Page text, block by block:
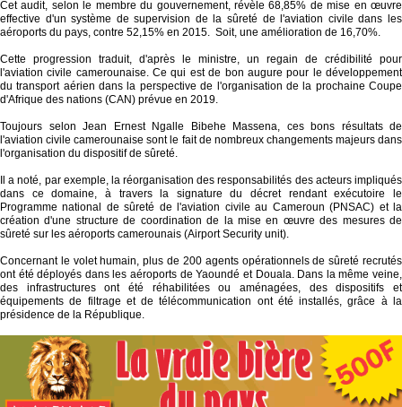
Cet audit, selon le membre du gouvernement, révèle 68,85% de mise en œuvre
effective d'un système de supervision de la sûreté de l'aviation civile dans les
aéroports du pays, contre 52,15% en 2015. Soit, une amélioration de 16,70%.
Cette progression traduit, d'après le ministre, un regain de crédibilité pour
l'aviation civile camerounaise. Ce qui est de bon augure pour le développement
du transport aérien dans la perspective de l'organisation de la prochaine Coupe
d'Afrique des nations (CAN) prévue en 2019.
Toujours selon Jean Ernest Ngalle Bibehe Massena, ces bons résultats de
l'aviation civile camerounaise sont le fait de nombreux changements majeurs dans
l'organisation du dispositif de sûreté.
Il a noté, par exemple, la réorganisation des responsabilités des acteurs impliqués
dans ce domaine, à travers la signature du décret rendant exécutoire le
Programme national de sûreté de l'aviation civile au Cameroun (PNSAC) et la
création d'une structure de coordination de la mise en œuvre des mesures de
sûreté sur les aéroports camerounais (Airport Security unit).
Concernant le volet humain, plus de 200 agents opérationnels de sûreté recrutés
ont été déployés dans les aéroports de Yaoundé et Douala. Dans la même veine,
des infrastructures ont été réhabilitées ou aménagées, des dispositifs et
équipements de filtrage et de télécommunication ont été installés, grâce à la
présidence de la République.